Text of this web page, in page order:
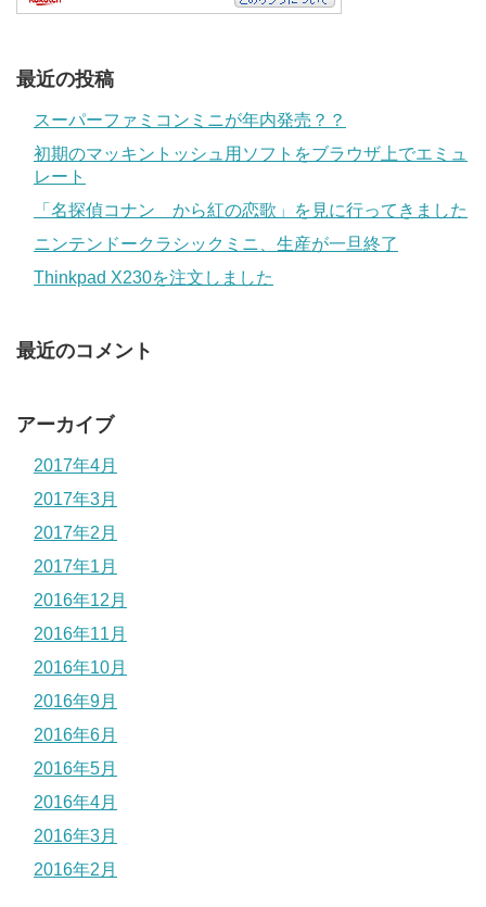
最近の投稿
スーパーファミコンミニが年内発売？？
初期のマッキントッシュ用ソフトをブラウザ上でエミュ
レート
「名探偵コナン から紅の恋歌」を見に行ってきました
ニンテンドークラシックミニ、生産が一旦終了
Thinkpad X230を注文しました
最近のコメント
アーカイブ
2017年4月
2017年3月
2017年2月
2017年1月
2016年12月
2016年11月
2016年10月
2016年9月
2016年6月
2016年5月
2016年4月
2016年3月
2016年2月